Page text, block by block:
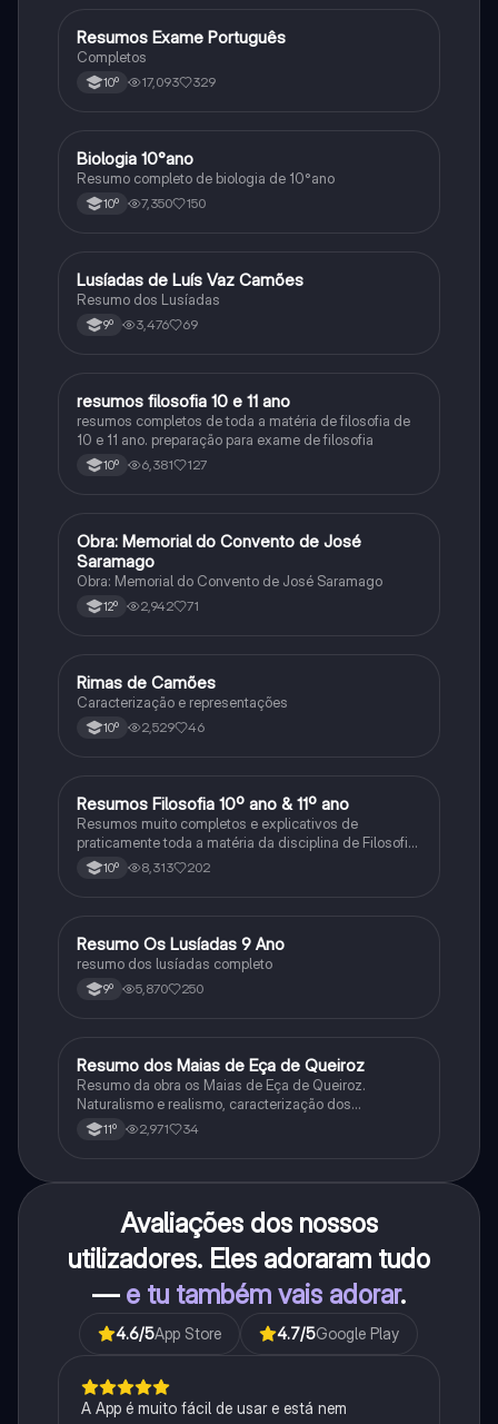
Português
Resumos Exame Português
Completos
10º 17,093 329
Biologia
Biologia 10°ano
Resumo completo de biologia de 10°ano
10º 7,350 150
Português
Lusíadas de Luís Vaz Camões
Resumo dos Lusíadas
9º 3,476 69
Filosofia
resumos filosofia 10 e 11 ano
resumos completos de toda a matéria de filosofia de
10 e 11 ano. preparação para exame de filosofia
10º 6,381 127
Português
Obra: Memorial do Convento de José
Saramago
Obra: Memorial do Convento de José Saramago
12º 2,942 71
Português
Rimas de Camões
Caracterização e representações
10º 2,529 46
Filosofia
Resumos Filosofia 10º ano & 11º ano
Resumos muito completos e explicativos de
praticamente toda a matéria da disciplina de Filosofia
10º 8,313 202
Português
Resumo Os Lusíadas 9 Ano
resumo dos lusíadas completo
9º 5,870 250
Português
Resumo dos Maias de Eça de Queiroz
Resumo da obra os Maias de Eça de Queiroz.
Naturalismo e realismo, caracterização dos
personagens e contexto histórico.
11º 2,971 34
Avaliações dos nossos
utilizadores. Eles adoraram tudo
— e tu também vais adorar.
4.6/5App Store 4.7/5Google Play
A App é muito fácil de usar e está nem